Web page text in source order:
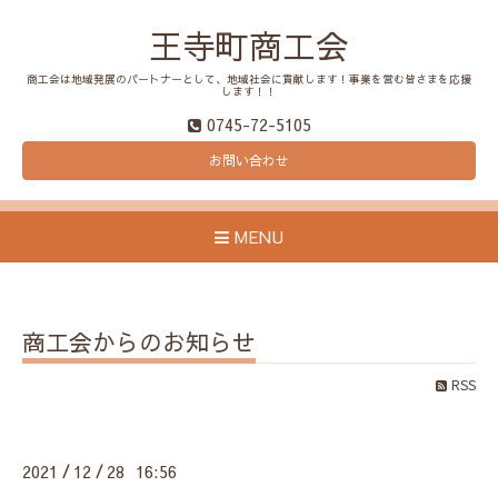
王寺町商工会
商工会は地域発展のパートナーとして、地域社会に貢献します！事業を営む皆さまを応援
します！！
0745-72-5105
お問い合わせ
MENU
商工会からのお知らせ
RSS
2021 / 12 / 28 16:56